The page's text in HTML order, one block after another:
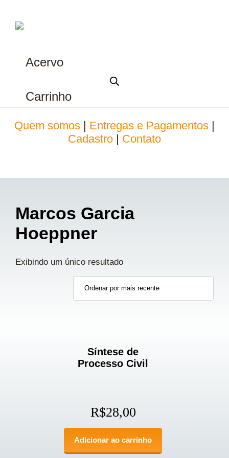
Acervo
Carrinho
Quem somos Entregas e Pagamentos
Cadastro
Contato
Marcos Garcia
Hoeppner
Exibindo um único resultado
Síntese de
Processo Civil
R$28,00
Adicionar ao carrinho